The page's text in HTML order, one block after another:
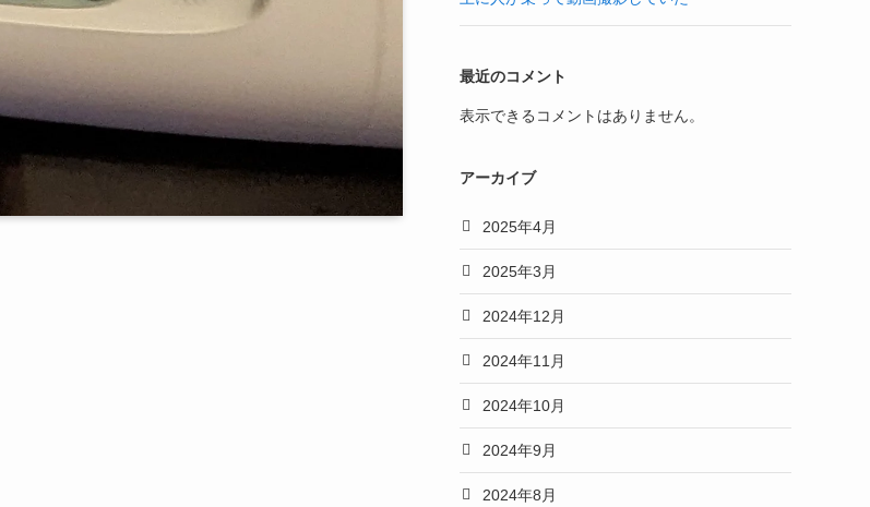
最近のコメント
表示できるコメントはありません。
アーカイブ
2025年4月
2025年3月
2024年12月
2024年11月
2024年10月
2024年9月
2024年8月